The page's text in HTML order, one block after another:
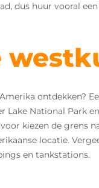
dus huur vooral
ontdekken?
National Park
kiezen de grens
locatie.
en tankstations.